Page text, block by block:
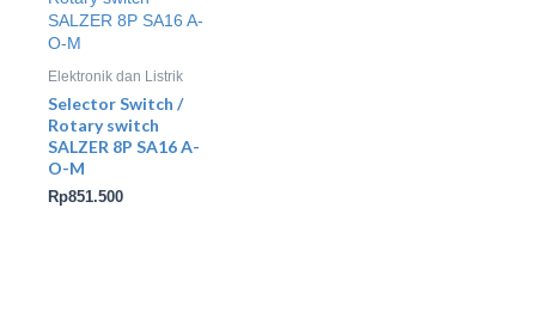
Elektronik dan Listrik
Selector Switch /
Rotary switch
SALZER 8P SA16 A-
O-M
Rp851.500